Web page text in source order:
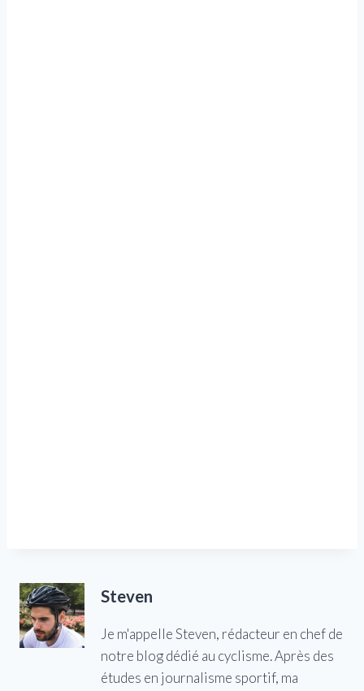
Steven
Je m'appelle Steven, rédacteur en chef de
notre blog dédié au cyclisme. Après des
études en journalisme sportif, ma